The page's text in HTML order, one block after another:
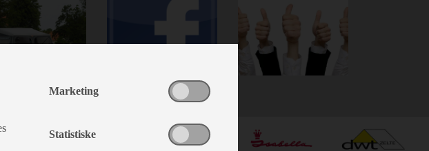
Marketing
Statistiske